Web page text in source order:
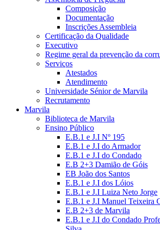
Composição
Documentação
Inscrições Assembleia
Certificação da Qualidade
Executivo
Regime geral da prevenção da
Serviços
Atestados
Atendimento
Universidade Sénior de Marvila
Recrutamento
Marvila
Biblioteca de Marvila
Ensino Público
E.B.1 e J.I Nº 195
E.B.1 e J.I do Armador
E.B.1 e J.I do Condado
E.B 2+3 Damião de Góis
EB João dos Santos
E.B.1 e J.I dos Lóios
E.B.1 e J.I Luiza Neto Jorge
E.B.1 e J.I Manuel Teixeira
E.B 2+3 de Marvila
E.B.1 e J.I do Condado